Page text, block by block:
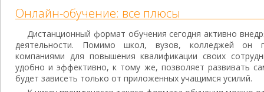
Онлайн-обучение: все плюсы
Дистанционный формат обучения сегодня активно
деятельности. Помимо школ, вузов, колледжей он
компаниями для повышения квалификации своих
удобно и эффективно, к тому же, позволяет развивать
будет зависеть только от приложенных учащимся усилий.